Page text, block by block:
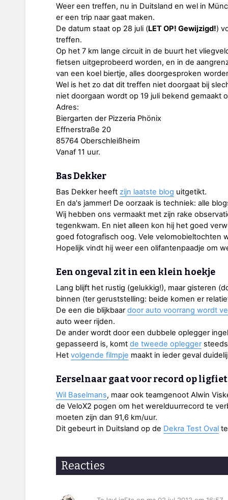
Weer een treffen, nu in Duitsland en wel in
er een trip naar gaat maken.
De datum staat op 28 juli (LET OP! Gewijzigd!)
treffen.
Op het 7 km lange circuit in de buurt het
fietsen uitgeprobeerd worden, en in de
van een koel biertje, alles doorgesproken
Wel is het zo dat dit treffen niet doorgaat bij
niet doorgaan wordt op 19 juli bekend gemaakt
Adres:
Biergarten der Pizzeria Phönix
Effnerstraße 20
85764 Oberschleißheim
Vanaf 11 uur.
Bas Dekker
Bas Dekker heeft zijn laatste blog uitgetikt.
En da's jammer! De oorzaak is techniek: alle
Wij hebben ons vermaakt met zijn rake
tegenkwam. En niet alleen kon hij het goed
goed fotografisch oog. Vele velomobieltochten
Hopelijk vindt hij weer een olifantenpaadje om
Een ongeval zit in een klein hoekje
Lang blijft het rustig (gelukkig!), maar gisteren
binnen (ter geruststelling: beide komen er
De een die blijkbaardoor auto voorrang wordt
auto weer rijden.
De ander wordt door een dubbele oplegger
gepasseerd is, komt de tweede oplegger
Het volgende filmpje maakt in ieder geval
Eerselnaar gaat voor record op
Wil Baselmans, maar ook teamgenoot Alwin
de VeloX2 pogen om het werelduurrecord te
moeten zijn dan 91,6 km/uur.
Dit gebeurt in Duitsland op de Dekra Test Oval
Reacties